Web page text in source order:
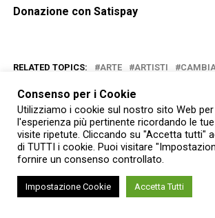
Donazione con Satispay
RELATED TOPICS: ARTE ARTISTI
YOU MAY LIKE
Art Invaders: il festival
videogame e
contemporanea a
All’Ospedale San Luigi
Consenso per i Cookie
Utilizziamo i cookie sul nostro sito Web
l'esperienza più pertinente ricordando le
visite ripetute. Cliccando su "Accetta tutti"
di TUTTI i cookie. Puoi visitare
fornire un consenso controllato.
Impostazione Cookie Accetta Tutti